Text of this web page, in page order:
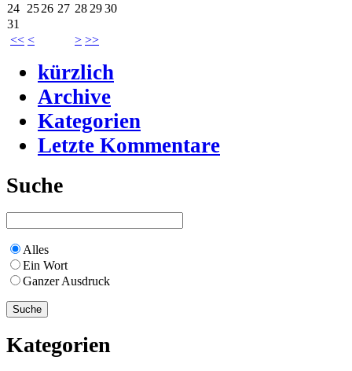
<< < > >>
24 2526 27 28 2930
31
kürzlich
Archive
Kategorien
Letzte Kommentare
Suche
Alles
Ein Wort
Ganzer Ausdruck
Kategorien